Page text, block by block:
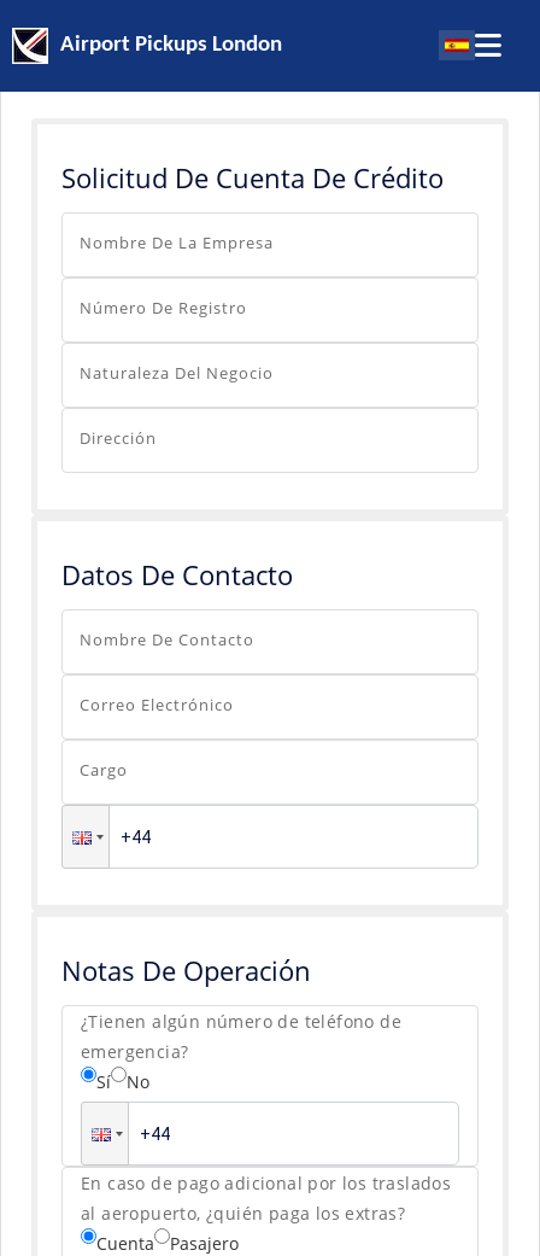
Airport Pickups London
Solicitud De Cuenta De Crédito
Nombre De La Empresa
Naturaleza Del Negocio
Dirección
Número De Registro
Datos De Contacto
Nombre De Contacto
Cargo
Correo Electrónico
Notas De Operación
¿Tienen algún número de teléfono de
emergencia?
Sí
No
En caso de pago adicional por los traslados
al aeropuerto, ¿quién paga los extras?
Cuenta
Pasajero